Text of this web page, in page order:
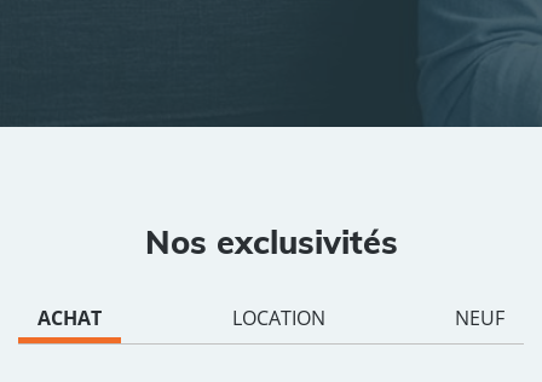
Nos exclusivités
ACHAT LOCATION NEUF